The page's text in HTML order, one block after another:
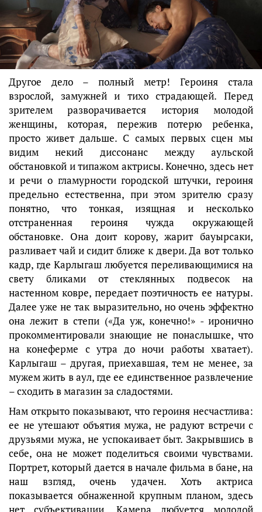
Другое дело – полный метр! Героиня стала
взрослой, замужней и тихо страдающей. Перед
зрителем разворачивается история молодой
женщины, которая, пережив потерю ребенка,
просто живет дальше. С самых первых сцен мы
видим некий диссонанс между аульской
обстановкой и типажом актрисы. Конечно, здесь нет
и речи о гламурности городской штучки, героиня
предельно естественна, при этом зрителю сразу
понятно, что тонкая, изящная и несколько
отстраненная героиня чужда окружающей
обстановке. Она доит корову, жарит бауырсаки,
разливает чай и сидит ближе к двери. Да вот только
кадр, где Карлыгаш любуется переливающимися на
свету бликами от стеклянных подвесок на
настенном ковре, передает поэтичность ее натуры.
Далее уже не так выразительно, но очень эффектно
она лежит в степи («Да уж, конечно!» - иронично
прокомментировали знающие не понаслышке, что
на конеферме с утра до ночи работы хватает).
Карлыгаш – другая, приехавшая, тем не менее, за
мужем жить в аул, где ее единственное развлечение
– сходить в магазин за сладостями.
Нам открыто показывают, что героиня несчастлива:
ее не утешают объятия мужа, не радуют встречи с
друзьями мужа, не успокаивает быт. Закрывшись в
себе, она не может поделиться своими чувствами.
Портрет, который дается в начале фильма в бане, на
наш взгляд, очень удачен. Хоть актриса
показывается обнаженной крупным планом, здесь